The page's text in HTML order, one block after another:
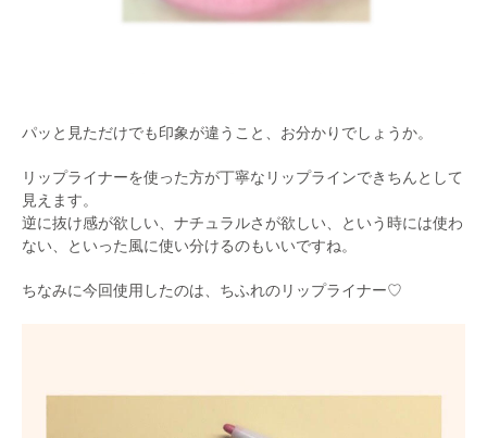
パッと見ただけでも印象が違うこと、お分かりでしょうか。
リップライナーを使った方が丁寧なリップラインできちんとして
見えます。
逆に抜け感が欲しい、ナチュラルさが欲しい、という時には使わ
ない、といった風に使い分けるのもいいですね。
ちなみに今回使用したのは、ちふれのリップライナー♡